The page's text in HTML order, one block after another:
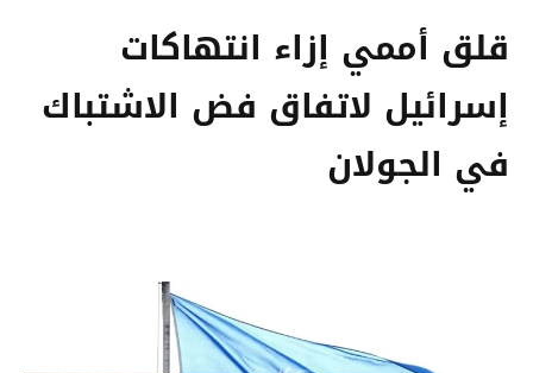
قلق أممي إزاء انتهاكات
إسرائيل لاتفاق فض الاشتباك
في الجولان